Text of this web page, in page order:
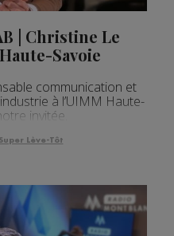
| Christine Le
Savoie
communication et
à l’UIMM Haute-
invitée.
Lève-Tôt